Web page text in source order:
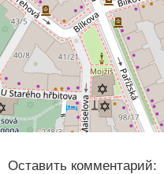
Оставить комментарий: